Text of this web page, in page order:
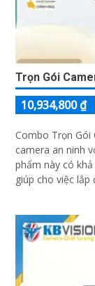
Trọn Gói
10,934,800 ₫
Combo Trọn Gói
camera an ninh với
phẩm này có
giúp cho việc